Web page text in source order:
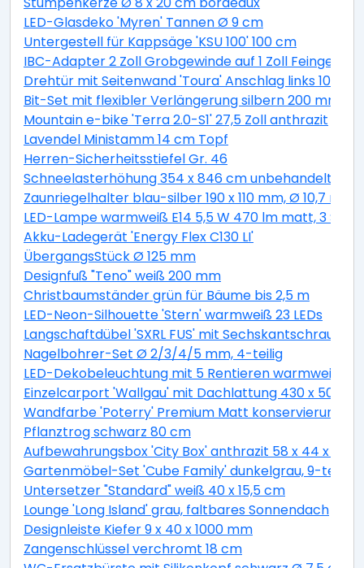
LED-Glasdeko 'Myren' Tannen Ø 9 cm
Untergestell für Kappsäge 'KSU 100' 100 cm
IBC-Adapter 2 Zoll Grobgewinde auf 1 Zoll
Drehtür mit Seitenwand 'Toura' Anschlag links 100 x
Bit-Set mit flexibler Verlängerung silbern 200 mm 11-
Mountain e-bike 'Terra 2.0-S1' 27,5 Zoll anthrazit
Lavendel Ministamm 14 cm Topf
Herren-Sicherheitsstiefel Gr. 46
Schneelasterhöhung 354 x 846 cm unbehandelt 6
Zaunriegelhalter blau-silber 190 x 110 mm, Ø 10,7 mm
LED-Lampe warmweiß E14 5,5 W 470 lm matt, 3
Akku-Ladegerät 'Energy Flex C130 LI'
ÜbergangsStück Ø 125 mm
Designfuß "Teno" weiß 200 mm
Christbaumständer grün für Bäume bis 2,5 m
LED-Neon-Silhouette 'Stern' warmweiß 23 LEDs
Langschaftdübel 'SXRL FUS' mit Sechskantschraube,
Nagelbohrer-Set Ø 2/3/4/5 mm, 4-teilig
LED-Dekobeleuchtung mit 5 Rentieren warmweiß
Einzelcarport 'Wallgau' mit Dachlattung 430 x 500
Wandfarbe 'Poterry' Premium Matt
Pflanztrog schwarz 80 cm
Aufbewahrungsbox 'City Box' anthrazit 58 x 44 x 55
Gartenmöbel-Set 'Cube Family' dunkelgrau, 9-teilig
Untersetzer "Standard" weiß 40 x 15,5 cm
Lounge 'Long Island' grau, faltbares Sonnendach
Designleiste Kiefer 9 x 40 x 1000 mm
Zangenschlüssel verchromt 18 cm